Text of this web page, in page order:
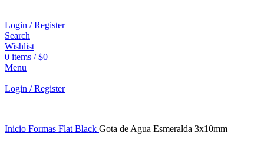
Login / Register
Search
Wishlist
0 items / $0
Menu
Login / Register
Inicio Formas Flat Black Gota de Agua Esmeralda 3x10mm